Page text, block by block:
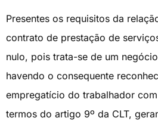
Presentes os requisitos da
contrato de prestação de
nulo, pois trata-se de um
havendo o consequente
empregatício do trabalhador
termos do artigo 9º da CLT,